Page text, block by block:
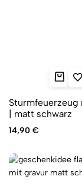
Sturmfeuerzeug
| matt schwarz
14,90 €